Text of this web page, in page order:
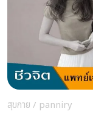
สุขกาย / panniry